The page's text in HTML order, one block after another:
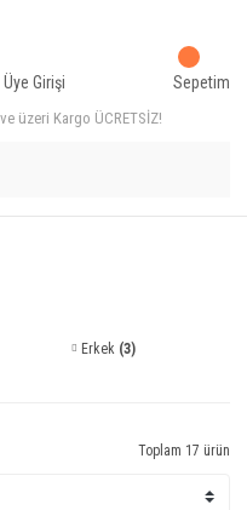
üzeri Kargo ÜCRETSİZ!
Üye Girişi Sepetim
Erkek (3)
Toplam 17 ürün